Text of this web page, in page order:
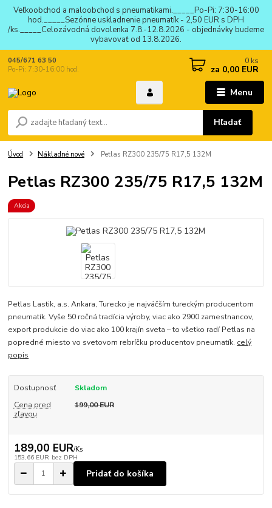
Veľkoobchod a maloobchod s pneumatikami._____Po-Pi: 7:30-16:00
hod._____Sezónne uskladnenie pneumatík - 2,50 EUR s DPH
/ks._____Celozávodná dovolenka 7.8.-12.8.2026 - objednávky budeme
vybavovať od 13.8.2026.
Menu
Hľadať
045/671 63 50
Po-Pi: 7:30-16:00 hod.
0 ks
za 0,00 EUR
Úvod Nákladné nové Petlas RZ300 235/75 R17,5 132M
Petlas RZ300 235/75 R17,5 132M
Akcia
Petlas Lastik, a.s. Ankara, Turecko je najväčším tureckým producentom
pneumatík. Vyše 50 ročná tradícia výroby, viac ako 2900 zamestnancov,
export produkcie do viac ako 100 krajín sveta – to všetko radí Petlas na
popredné miesto vo svetovom rebríčku producentov pneumatík. celý
popis
Dostupnosť
Skladom
Cena pred
zľavou
199,00 EUR
189,00 EUR/Ks
153,66 EUR bez DPH
Pridať do košíka